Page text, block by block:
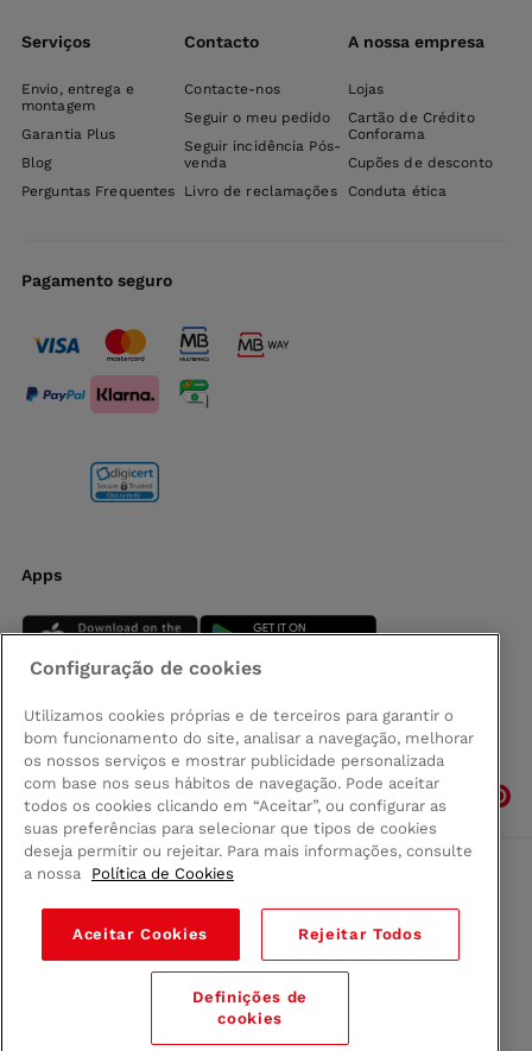
Serviços
Envio, entrega e
montagem
Garantia Plus
Blog
Perguntas Frequentes
Contacto
Contacte-nos
Seguir o meu pedido
Seguir incidência Pós-
venda
Livro de reclamações
A nossa empresa
Lojas
Cartão de Crédito
Conforama
Cupões de desconto
Conduta ética
Pagamento seguro
Apps
Siga-nos
Comprar na Madeira
Política de privacidad
Termos e Condições
Configuração de cookies
Utilizamos cookies próprias e de terceiros para garantir o
bom funcionamento do site, analisar a navegação, melhorar
os nossos serviços e mostrar publicidade personalizada
com base nos seus hábitos de navegação. Pode aceitar
todos os cookies clicando em “Aceitar”, ou configurar as
suas preferências para selecionar que tipos de cookies
deseja permitir ou rejeitar. Para mais informações, consulte
a nossa
Política de Cookies
Aceitar Cookies Rejeitar Todos
Definições de
cookies